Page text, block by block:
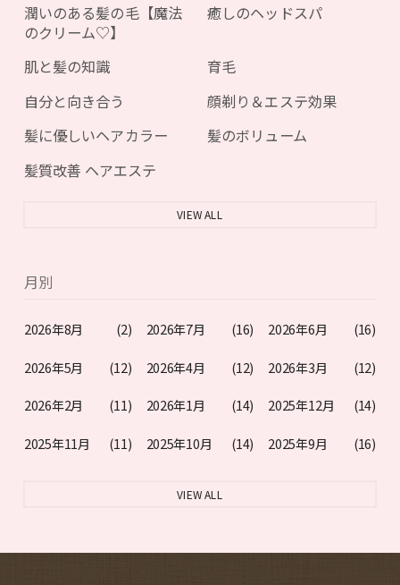
潤いのある髪の毛【魔法
のクリーム♡】
癒しのヘッドスパ
肌と髪の知識
育毛
自分と向き合う
顔剃り＆エステ効果
髪に優しいヘアカラー
髪のボリューム
髪質改善 ヘアエステ
VIEW ALL
月別
2026年8月 (2) 2026年7月 (16) 2026年6月 (16)
2026年5月 (12) 2026年4月 (12) 2026年3月 (12)
2026年2月 (11) 2026年1月 (14) 2025年12月 (14)
2025年11月 (11) 2025年10月 (14) 2025年9月 (16)
VIEW ALL